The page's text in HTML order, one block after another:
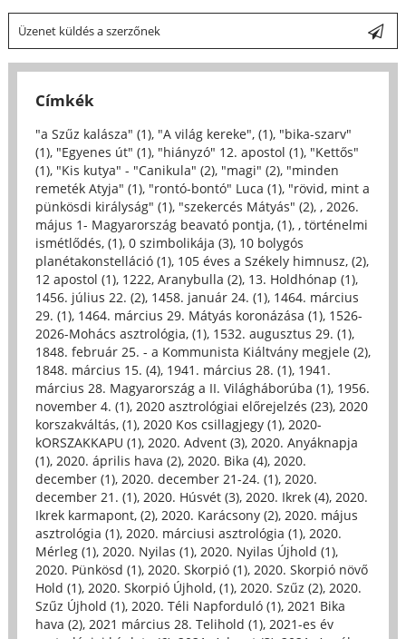
Üzenet küldés a szerzőnek
Címkék
"a Szűz kalásza" (1), "A világ kereke", (1), "bika-szarv"
(1), "Egyenes út" (1), "hiányzó" 12. apostol (1), "Kettős"
(1), "Kis kutya" - "Canikula" (2), "magi" (2), "minden
remeték Atyja" (1), "rontó-bontó" Luca (1), "rövid, mint a
pünkösdi királyság" (1), "szekercés Mátyás" (2), , 2026.
május 1- Magyarország beavató pontja, (1), , történelmi
ismétlődés, (1), 0 szimbolikája (3), 10 bolygós
planétakonstelláció (1), 105 éves a Székely himnusz, (2),
12 apostol (1), 1222, Aranybulla (2), 13. Holdhónap (1),
1456. július 22. (2), 1458. január 24. (1), 1464. március
29. (1), 1464. március 29. Mátyás koronázása (1), 1526-
2026-Mohács asztrológia, (1), 1532. augusztus 29. (1),
1848. február 25. - a Kommunista Kiáltvány megjele (2),
1848. március 15. (4), 1941. március 28. (1), 1941.
március 28. Magyarország a II. Világháborúba (1), 1956.
november 4. (1), 2020 asztrológiai előrejelzés (23), 2020
korszakváltás, (1), 2020 Kos csillagjegy (1), 2020-
kORSZAKKAPU (1), 2020. Advent (3), 2020. Anyáknapja
(1), 2020. április hava (2), 2020. Bika (4), 2020.
december (1), 2020. december 21-24. (1), 2020.
december 21. (1), 2020. Húsvét (3), 2020. Ikrek (4), 2020.
Ikrek karmapont, (2), 2020. Karácsony (2), 2020. május
asztrológia (1), 2020. márciusi asztrológia (1), 2020.
Mérleg (1), 2020. Nyilas (1), 2020. Nyilas Újhold (1),
2020. Pünkösd (1), 2020. Skorpió (1), 2020. Skorpió növő
Hold (1), 2020. Skorpió Újhold, (1), 2020. Szűz (2), 2020.
Szűz Újhold (1), 2020. Téli Napforduló (1), 2021 Bika
hava (2), 2021 március 28. Telihold (1), 2021-es év